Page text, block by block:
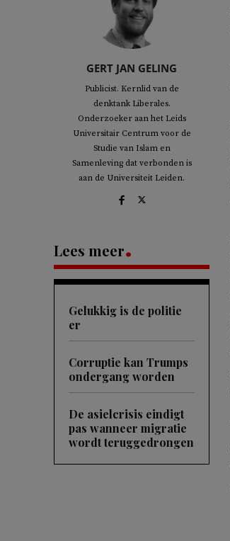
GERT JAN GELING
Publicist. Kernlid van de
denktank Liberales.
Onderzoeker aan het Leids
Universitair Centrum voor de
Studie van Islam en
Samenleving dat verbonden is
aan de Universiteit Leiden.
Lees meer
Gelukkig is de politie
er
Corruptie kan Trumps
ondergang worden
De asielcrisis eindigt
pas wanneer migratie
wordt teruggedrongen